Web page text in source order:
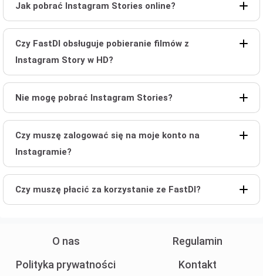
Jak pobrać Instagram Stories online?
Czy FastDl obsługuje pobieranie filmów z
Instagram Story w HD?
Nie mogę pobrać Instagram Stories?
Czy muszę zalogować się na moje konto na
Instagramie?
Czy muszę płacić za korzystanie ze FastDl?
O nas
Regulamin
Polityka prywatności
Kontakt